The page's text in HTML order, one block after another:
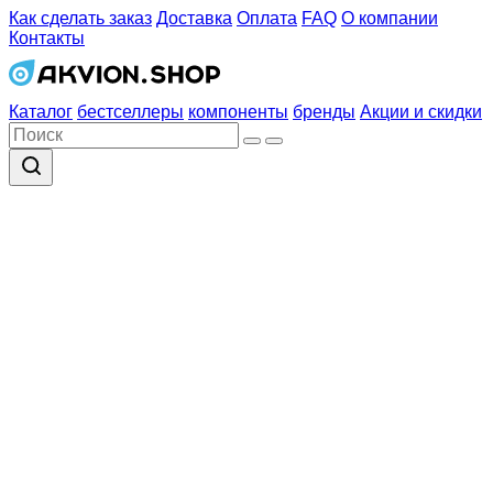
Как сделать заказ Доставка Оплата FAQ О компании
Контакты
Каталог бестселлеры компоненты бренды Акции и скидки